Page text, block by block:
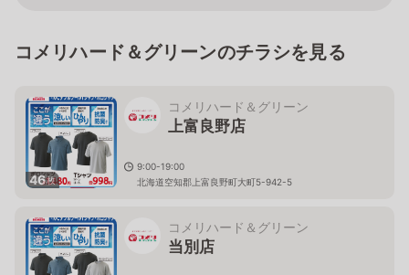
コメリハード＆グリーンのチラシを見る
46枚
コメリハード＆グリーン
上富良野店
9:00-19:00
北海道空知郡上富良野町大町5-942-5
コメリハード＆グリーン
当別店